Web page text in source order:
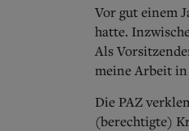
Abo
Archiv
Vor gut einem
hatte.
Als
meine Arbeit
Die PAZ
(berechtigte)